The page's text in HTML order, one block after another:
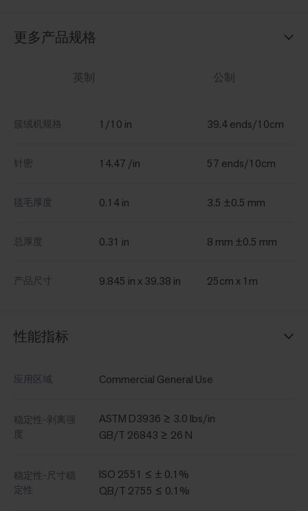
更多产品规格
英制 公制
簇绒机规格 1/10 in 39.4 ends/10cm
针密 14.47 /in 57 ends/10cm
毯毛厚度 0.14 in 3.5 ±0.5 mm
总厚度 0.31 in 8 mm ±0.5 mm
产品尺寸 9.845 in x 39.38 in 25cm x 1m
性能指标
应用区域 Commercial General Use
稳定性-剥离强
度
ASTM D3936 ≥ 3.0 lbs/in
GB/T 26843 ≥ 26 N
稳定性-尺寸稳
定性
ISO 2551 ≤ ± 0.1%
QB/T 2755 ≤ 0.1%